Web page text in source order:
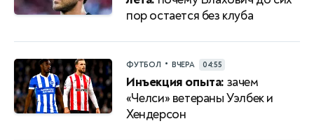
пор остается без клуба
ФУТБОЛ • ВЧЕРА 04:55
Инъекция опыта: зачем
«Челси» ветераны Уэлбек и
Хендерсон